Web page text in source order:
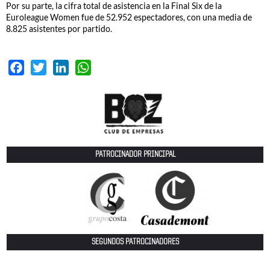
Por su parte, la cifra total de asistencia en la Final Six de la
Euroleague Women fue de 52.952 espectadores, con una media de
8.825 asistentes por partido.
Facebook
Twitter LinkedIn
PATROCINADOR PRINCIPAL
SEGUNDOS PATROCINADORES